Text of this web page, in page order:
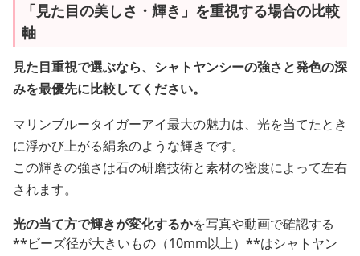
「見た目の美しさ・輝き」を重視する場合の比較
軸
見た目重視で選ぶなら、シャトヤンシーの強さと発色の深
みを最優先に比較してください。
マリンブルータイガーアイ最大の魅力は、光を当てたとき
に浮かび上がる絹糸のような輝きです。
この輝きの強さは石の研磨技術と素材の密度によって左右
されます。
光の当て方で輝きが変化するかを写真や動画で確認する
**ビーズ径が大きいもの（10mm以上）**はシャトヤン